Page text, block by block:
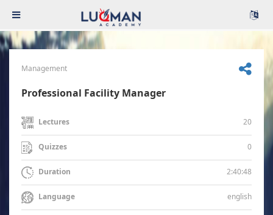
Management
Professional Facility Manager
Lectures 20
Quizzes 0
Duration 2:40:48
Language english